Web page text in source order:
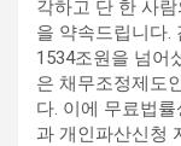
각하고 단 한 사
을 약속드립니다.
1534조원을 넘어
은 채무조정제도
다. 이에 무료법
과 개인파산신청